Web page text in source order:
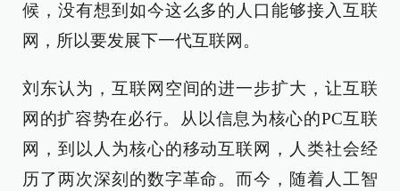
候，没有想到如今这么多的人口能够接入互联
网，所以要发展下一代互联网。
刘东认为，互联网空间的进一步扩大，让互联
网的扩容势在必行。从以信息为核心的PC互联
网，到以人为核心的移动互联网，人类社会经
历了两次深刻的数字革命。而今，随着人工智